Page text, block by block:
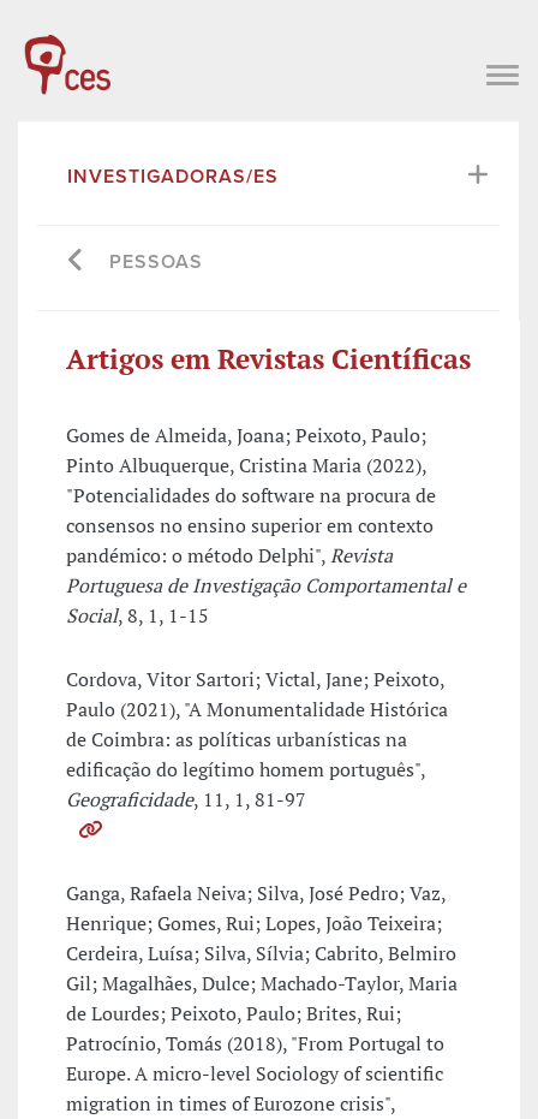
INVESTIGADORAS/ES
PESSOAS
Artigos em Revistas Científicas
Gomes de Almeida, Joana; Peixoto, Paulo;
Pinto Albuquerque, Cristina Maria (2022),
"Potencialidades do software na procura de
consensos no ensino superior em contexto
pandémico: o método Delphi",Revista
Portuguesa de Investigação Comportamental e
Social, 8, 1, 1-15
Cordova, Vitor Sartori; Victal, Jane; Peixoto,
Paulo (2021), "A Monumentalidade Histórica
de Coimbra: as políticas urbanísticas na
edificação do legítimo homem português",
Geograficidade, 11, 1, 81-97
Ganga, Rafaela Neiva; Silva, José Pedro; Vaz,
Henrique; Gomes, Rui; Lopes, João Teixeira;
Cerdeira, Luísa; Silva, Sílvia; Cabrito, Belmiro
Gil; Magalhães, Dulce; Machado-Taylor, Maria
de Lourdes; Peixoto, Paulo; Brites, Rui;
Patrocínio, Tomás (2018), "From Portugal to
Europe. A micro-level Sociology of scientific
migration in times of Eurozone crisis",